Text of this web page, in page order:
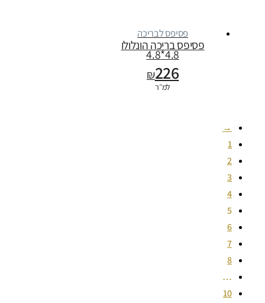
פסיפס לבריכה
פסיפס בריכה הונלולו
4.8*4.8
₪226
למ״ר
→
1
2
3
4
5
6
7
8
…
10